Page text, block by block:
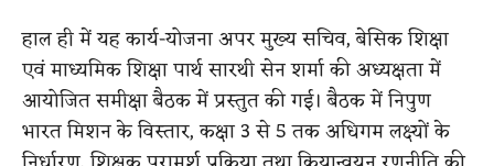
हाल ही में यह कार्य-योजना अपर मुख्य सचिव, बेसिक शिक्षा
एवं माध्यमिक शिक्षा पार्थ सारथी सेन शर्मा की अध्यक्षता में
आयोजित समीक्षा बैठक में प्रस्तुत की गई। बैठक में निपुण
भारत मिशन के विस्तार, कक्षा 3 से 5 तक अधिगम लक्ष्यों के